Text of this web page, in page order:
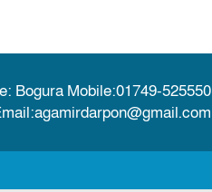
Bogura Mobile:01749-525550